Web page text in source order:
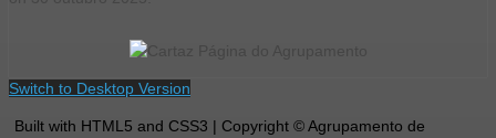
Switch to Desktop Version
Built with HTML5 and CSS3 | Copyright © Agrupamento de